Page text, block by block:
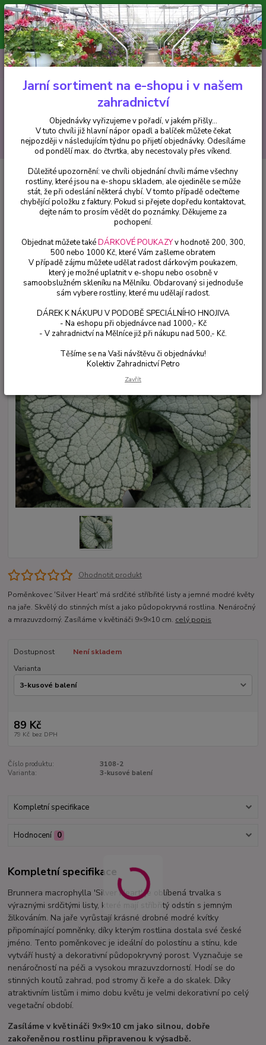
Minimální hodnota pro odeslání z e-shopu je 300 Kč.
V tuto chvíli již hlavní nápor objednávek opadl a balíček můžete čekat
nejpozději v následujícím týdnu po přijetí objednávky. Objednávky
vyřizujeme v pořadí, v jakém přišly...
CZK
Hledat
+420 602 223 614 0ks
za0 Kč
Trvalky
Poměnkovec- Brunnera mcr. Silver Heart - cena za kus v
3-kusovém balení
Poměnkovec- Brunnera mcr.
Silver Heart - cena za kus v 3-
kusovém balení
Ohodnotit produkt
Poměnkovec 'Silver Heart' má srdčité stříbřité listy a jemné modré květy
na jaře. Skvělý do stinných míst a jako půdopokryvná rostlina. Nenáročný
a mrazuvzdorný. Zasíláme v květináči 9×9×10 cm. celý popis
Dostupnost
Není skladem
Varianta
89 Kč
79 Kč bez DPH
Číslo produktu:
3108-2
Varianta:
3-kusové balení
Kompletní specifikace
Hodnocení 0
Kompletní specifikace
Brunnera macrophylla 'Silver Heart' je oblíbená trvalka s
výraznými srdčitými listy, které mají stříbřitý odstín s jemným
žilkováním. Na jaře vyrůstají krásné drobné modré kvítky
připomínající pomněnky, díky kterým rostlina dostala své české
jméno. Tento poměnkovec je ideální do polostínu a stínu, kde
vytváří hustý a dekorativní půdopokryvný porost. Vyznačuje se
nenáročností na péči a vysokou mrazuvzdorností. Hodí se do
stinných koutů zahrad, pod stromy či keře a do skalek. Díky
atraktivním listům i mimo dobu květu je velmi dekorativní po celý
vegetační období.
Zasíláme v květináči 9×9×10 cm jako silnou, dobře
zakořeněnou rostlinu připravenou k výsadbě.
Jarní sortiment na e-shopu i v našem
zahradnictví
Objednávky vyřizujeme v pořadí, v jakém přišly...
V tuto chvíli již hlavní nápor opadl a balíček můžete čekat
nejpozději v následujícím týdnu po přijetí objednávky. Odesíláme
od pondělí max. do čtvrtka, aby necestovaly přes víkend.
Důležité upozornění: ve chvíli objednání chvíli máme všechny
rostliny, které jsou na e-shopu skladem, ale ojediněle se může
stát, že při odeslání některá chybí. V tomto případě odečteme
chybějící položku z faktury. Pokud si přejete dopředu kontaktovat,
dejte nám to prosím vědět do poznámky. Děkujeme za
pochopení.
Objednat můžete takéDÁRKOVÉ POUKAZYv hodnotě 200, 300,
500 nebo 1000 Kč, které Vám zašleme obratem
V případě zájmu můžete udělat radost dárkovým poukazem,
který je možné uplatnit v e-shopu nebo osobně v
samoobslužném skleníku na Mělníku. Obdarovaný si jednoduše
sám vybere rostliny, které mu udělají radost.
DÁREK K NÁKUPU V PODOBĚ SPECIÁLNÍHO HNOJIVA
- Na eshopu při objednávce nad 1000,- Kč
- V zahradnictví na Mělníce již při nákupu nad 500,- Kč.
Těšíme se na Vaši návštěvu či objednávku!
Kolektiv Zahradnictví Petro
Zavřít